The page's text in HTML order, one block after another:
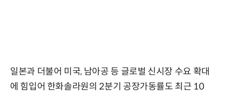
일본과 더불어 미국, 남아공 등 글로벌 신시장 수요 확대
에 힘입어 한화솔라원의 2분기 공장가동률도 최근 10